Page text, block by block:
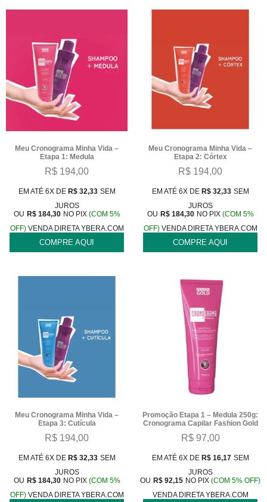
Meu Cronograma Minha Vida –
Etapa 1: Medula
R$ 194,00
EM ATÉ 6X DE R$32,33 SEM
JUROS
OU R$184,30 NO PIX (COM 5%
OFF)VENDA DIRETA YBERA.COM
COMPRE AQUI
Meu Cronograma Minha Vida –
Etapa 2: Córtex
R$ 194,00
EM ATÉ 6X DE R$32,33 SEM
JUROS
OU R$184,30 NO PIX (COM 5%
OFF)VENDA DIRETA YBERA.COM
COMPRE AQUI
Meu Cronograma Minha Vida –
Etapa 3: Cutícula
R$ 194,00
EM ATÉ 6X DE R$32,33 SEM
JUROS
OU R$184,30 NO PIX (COM 5%
OFF)VENDA DIRETA YBERA.COM
Promoção Etapa 1 – Medula 250g:
Cronograma Capilar Fashion Gold
R$97,00
EM ATÉ 6X DE R$16,17 SEM
JUROS
OU R$ 92,15 NO PIX (COM 5% OFF)
VENDA DIRETA YBERA.COM